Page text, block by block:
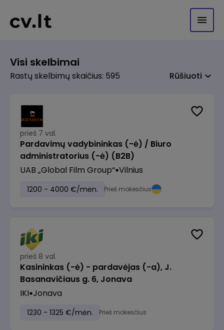
Visi skelbimai
Rastų skelbimų skaičius: 595 Rūšiuoti
prieš 7 val.
Pardavimų vadybininkas (-ė) / Biuro
administratorius (-ė) (B2B)
UAB „Global Film Group“ Vilnius
1200 - 4000 €/mėn. Prieš mokesčius
prieš 8 val.
Kasininkas (-ė) - pardavėjas (-a), J.
Basanavičiaus g. 6, Jonava
IKI Jonava
1230 - 1325 €/mėn. Prieš mokesčius